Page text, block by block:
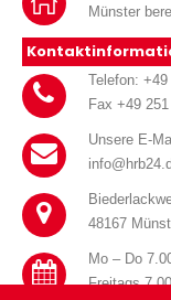
Münster
Telefon:
Fax +49
Unsere E-
48167
Mo – Do
Freitags